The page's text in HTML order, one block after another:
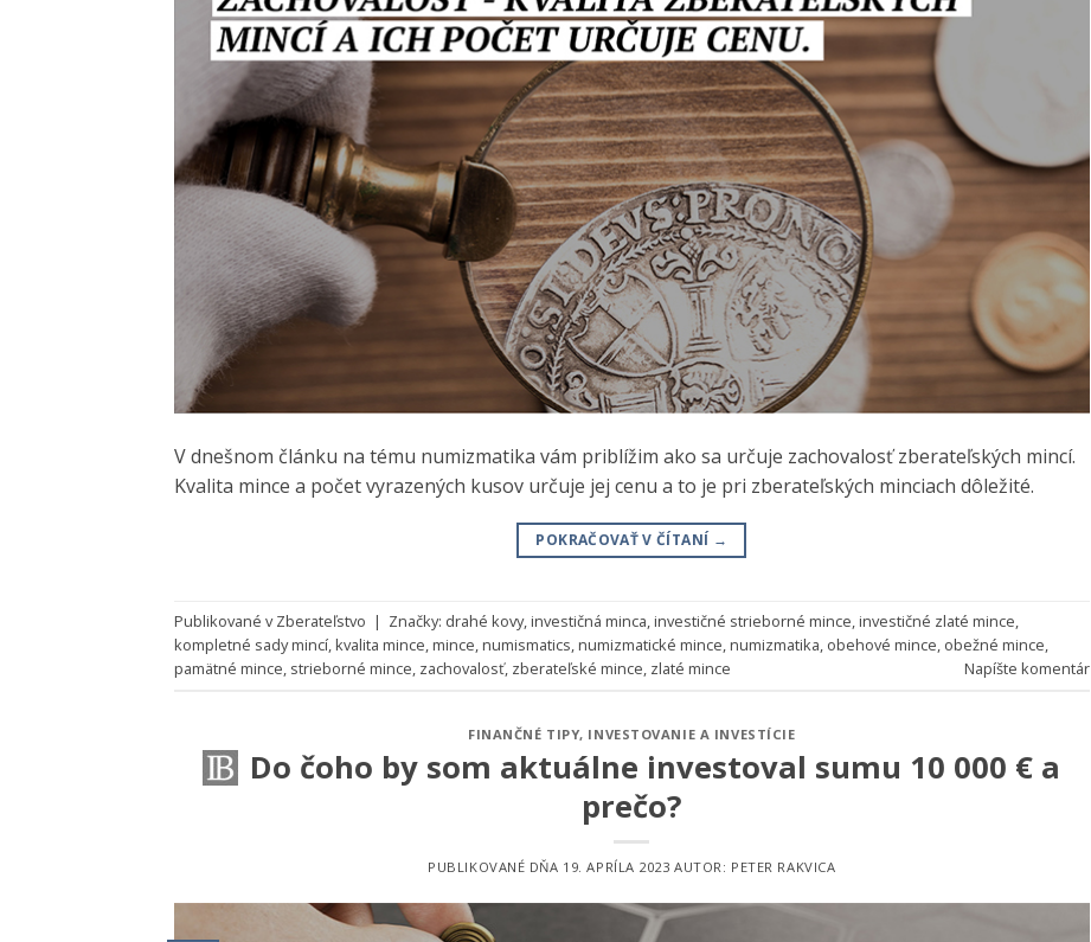
V dnešnom článku na tému numizmatika vám priblížim ako sa určuje zachovalosť zberateľských mincí.
Kvalita mince a počet vyrazených kusov určuje jej cenu a to je pri zberateľských minciach dôležité.
POKRAČOVAŤ V ČÍTANÍ →
Publikované vZberateľstvo | Značky: drahé kovy,investičná minca,investičné strieborné mince,investičné zlaté mince,
kompletné sady mincí,kvalita mince,mince,numismatics,numizmatické mince,numizmatika, obehové mince, obežné mince,
pamätné mince, strieborné mince, zachovalosť, zberateľské mince, zlaté mince Napíšte komentár
FINANČNÉ TIPY, INVESTOVANIE A INVESTÍCIE
Do čoho by som aktuálne investoval sumu 10 000 € a
prečo?
PUBLIKOVANÉ DŇA 19. APRÍLA 2023 AUTOR: PETER RAKVICA